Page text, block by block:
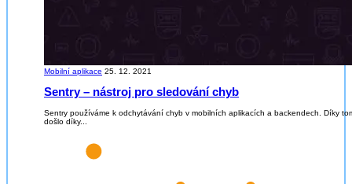
Mobilní aplikace 25. 12. 2021
Sentry – nástroj pro sledování chyb
Sentry používáme k odchytávání chyb v mobilních aplikacích a backendech. Díky
došlo díky...